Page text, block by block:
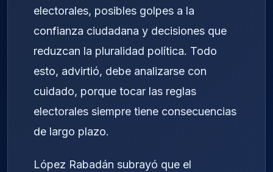
electorales, posibles golpes a la
confianza ciudadana y decisiones que
reduzcan la pluralidad política. Todo
esto, advirtió, debe analizarse con
cuidado, porque tocar las reglas
electorales siempre tiene consecuencias
de largo plazo.
López Rabadán subrayó que el